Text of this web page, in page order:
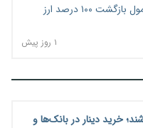
فهرست کالاهای فولادی و فلزات مشمول بازگشت ۱۰۰ درصد ارز
۱ روز پیش
خرید دینار در بانک‌ها و